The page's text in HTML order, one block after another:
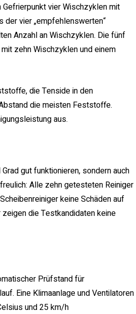
vier Wischzyklen mit
der vier „empfehlenswerten“
Anzahl an Wischzyklen. Die fünf
zehn Wischzyklen und einem
die Tenside in den
die meisten Feststoffe.
aus.
gut funktionieren, sondern auch
Alle zehn getesteten Reiniger
keine Schäden auf
die Testkandidaten keine
Prüfstand für
Eine Klimaanlage und Ventilatoren
und 25 km/h